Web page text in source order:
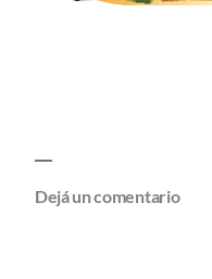
Dejá un comentario